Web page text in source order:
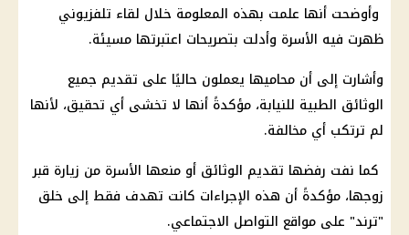
وأوضحت أنها علمت بهذه المعلومة خلال لقاء تلفزيوني
ظهرت فيه الأسرة وأدلت بتصريحات اعتبرتها مسيئة.
وأشارت إلى أن محاميها يعملون حاليًا على تقديم جميع
الوثائق الطبية للنيابة، مؤكدةً أنها لا تخشى أي تحقيق، لأنها
لم ترتكب أي مخالفة.
كما نفت رفضها تقديم الوثائق أو منعها الأسرة من زيارة قبر
زوجها، مؤكدةً أن هذه الإجراءات كانت تهدف فقط إلى خلق
"ترند" على مواقع التواصل الاجتماعي.